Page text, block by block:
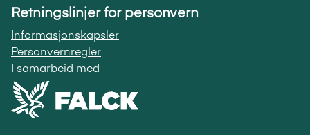
Retningslinjer for personvern
Informasjonskapsler
Personvernregler
I samarbeid med